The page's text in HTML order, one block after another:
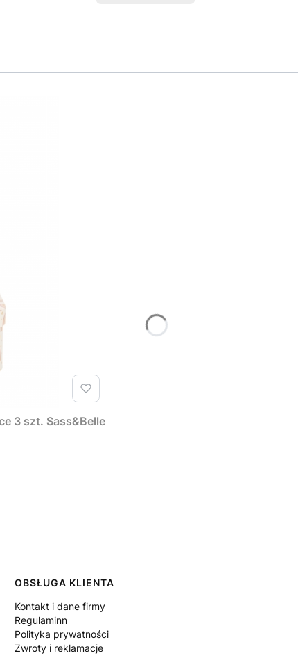
3 szt. Sass&Belle
OBSŁUGA KLIENTA
Kontakt i dane firmy
Regulaminn
Polityka prywatności
Zwroty i reklamacje